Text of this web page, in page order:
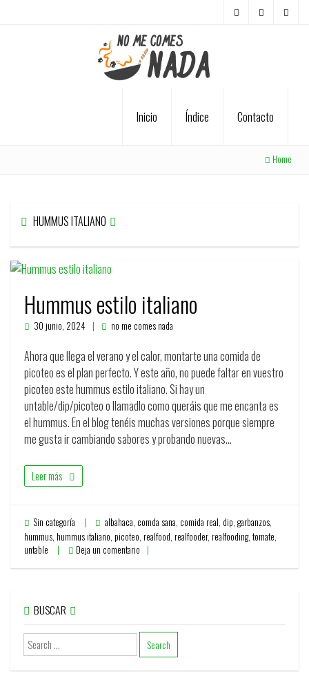
Inicio Índice Contacto
Home
HUMMUS ITALIANO
Hummus estilo italiano
30 junio, 2024 no me comes nada
Ahora que llega el verano y el calor, montarte una comida de
picoteo es el plan perfecto. Y este año, no puede faltar en vuestro
picoteo este hummus estilo italiano. Si hay un
untable/dip/picoteo o llamadlo como queráis que me encanta es
el hummus. En el blog tenéis muchas versiones porque siempre
me gusta ir cambiando sabores y probando nuevas…
Leer más
Sin categoría albahaca, comda sana, comida real, dip, garbanzos,
hummus, hummus italiano, picoteo, realfood, realfooder, realfooding, tomate,
untable
Deja un comentario
BUSCAR